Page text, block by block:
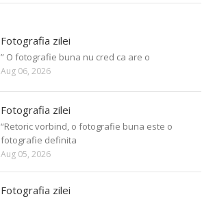
Fotografia zilei
” O fotografie buna nu cred ca are o
Aug 06, 2026
Fotografia zilei
“Retoric vorbind, o fotografie buna este o
fotografie definita
Aug 05, 2026
Fotografia zilei